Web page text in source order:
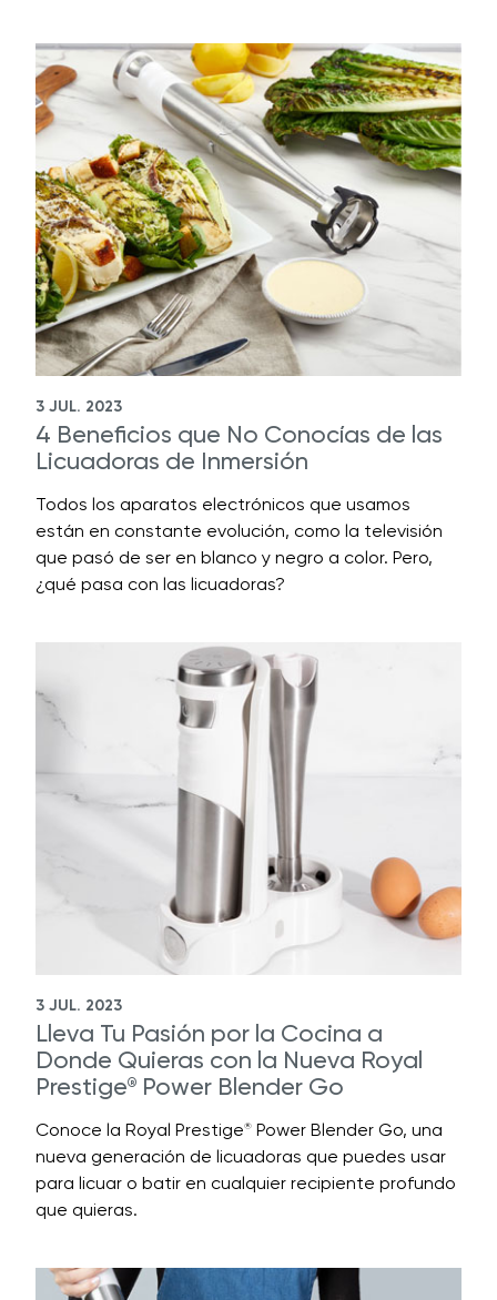
3 JUL. 2023
4 Beneficios que No Conocías de las
Licuadoras de Inmersión
Todos los aparatos electrónicos que usamos
están en constante evolución, como la televisión
que pasó de ser en blanco y negro a color. Pero,
¿qué pasa con las licuadoras?
3 JUL. 2023
Lleva Tu Pasión por la Cocina a
Donde Quieras con la Nueva Royal
Prestige® Power Blender Go
Conoce la Royal Prestige® Power Blender Go, una
nueva generación de licuadoras que puedes usar
para licuar o batir en cualquier recipiente profundo
que quieras.